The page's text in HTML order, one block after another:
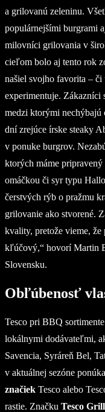
a grilovanú zeleninu.
populárnejšími burgrami
milovníci grilovania v
cieľom bolo aj tento rok
našiel svojho favorita – či
experimentuje. Zákazníci
medzi ktorými nechýbajú
dní zrejúce írske steaky
v ponuke burgrov.
ktorých máme
omáčkou či syr typu
čerstvých rýb o pražmu
grilovanie ako stvorené.
kvality, pretože vieme, že
kľúčový,“ hovorí Martin
Slovensku.
Obľúbenosť
Tesco pri BBQ
lokálnymi dodávateľmi,
Savencia, Syráreň Bel,
v aktuálnej sezóne
značiek Tesco alebo
rastie. Značku Tesco